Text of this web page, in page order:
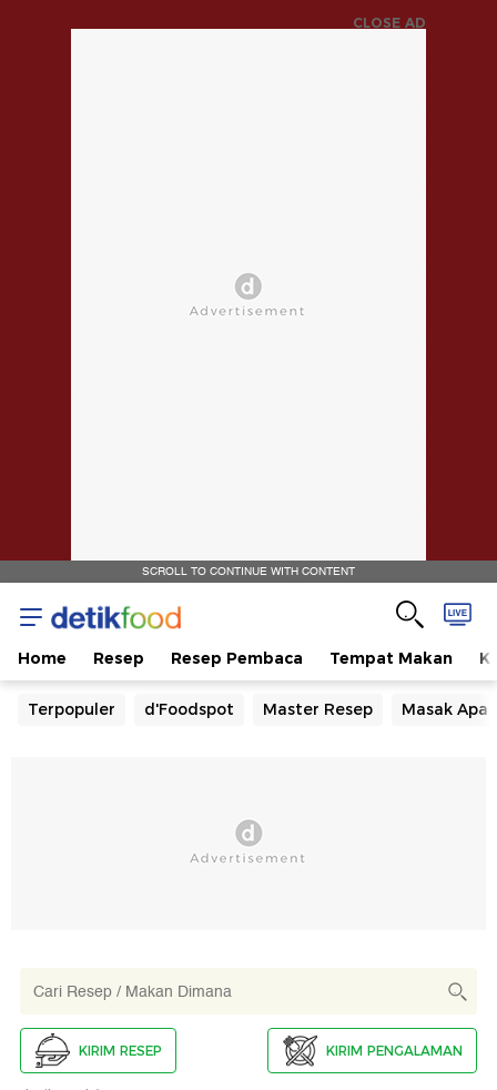
CLOSE AD
SCROLL TO CONTINUE WITH CONTENT
Home Resep Resep Pembaca Tempat Makan
Terpopuler d'Foodspot Master Resep Masak Apa
KIRIM RESEP KIRIM PENGALAMAN